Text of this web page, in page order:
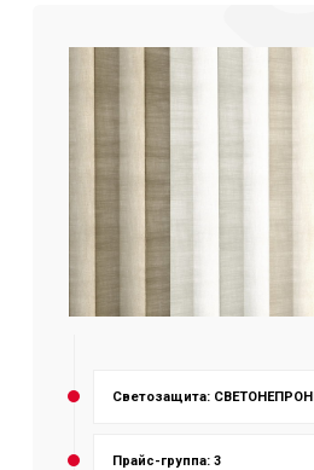
Светозащита:
Прайс-группа: 3